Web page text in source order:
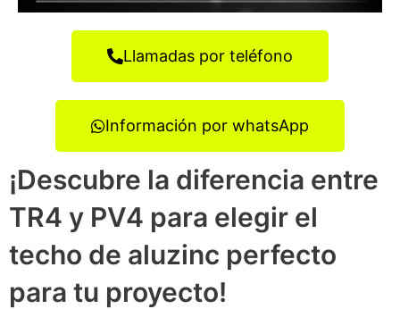
Llamadas por teléfono
Información por whatsApp
¡Descubre la diferencia entre
TR4 y PV4 para elegir el
techo de aluzinc perfecto
para tu proyecto!